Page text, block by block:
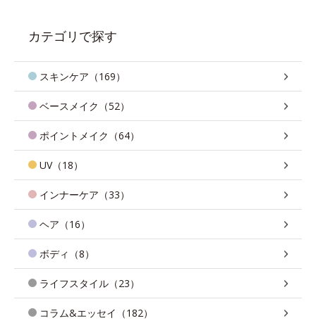
カテゴリで探す
スキンケア（169）
ベースメイク（52）
ポイントメイク（64）
UV（18）
インナーケア（33）
ヘア（16）
ボディ（8）
ライフスタイル（23）
コラム&エッセイ（182）